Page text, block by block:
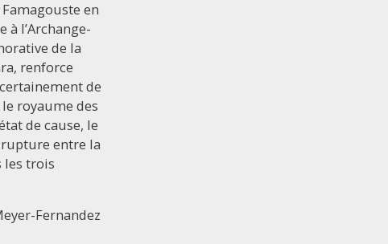
en
l’Archange-
de la
renforce
de
royaume des
de cause, le
entre la
les trois
Fernandez